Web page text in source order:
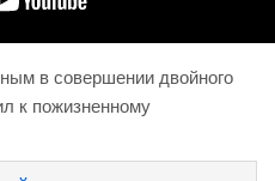
в совершении двойного
к пожизненному